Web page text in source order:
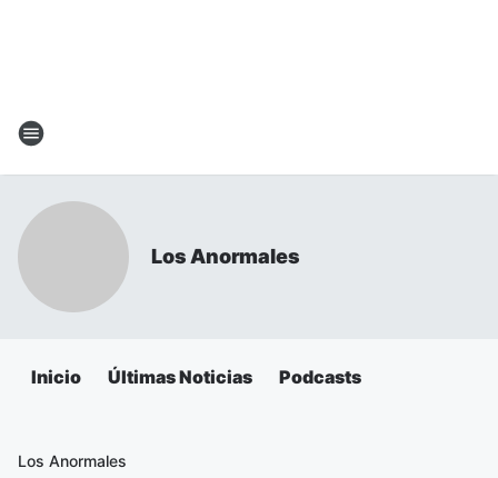
Los Anormales
Inicio Últimas Noticias Podcasts
Los Anormales